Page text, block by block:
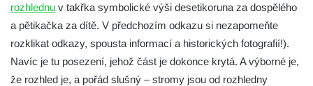
Vyhlídka Grenzplatte u Ostrovských skal
Vyhlídka Signal nedaleko skály Katzfels u
Vyhlídka Katzfels u Cunnersdorfu
rozhlednu v takřka symbolické výši desetikoruna za dospělého
a pětikačka za dítě. V předchozím odkazu si nezapomeňte
rozklikat odkazy, spousta informací a historických fotografií!).
Navíc je tu posezení, jehož část je dokonce krytá. A výborné je,
že rozhled je, a pořád slušný – stromy jsou od rozhledny